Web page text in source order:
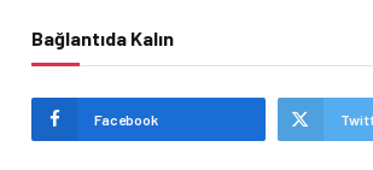
Bağlantıda Kalın
Facebook